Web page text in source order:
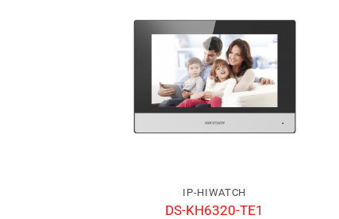
IP-HIWATCH
DS-KH6320-TE1